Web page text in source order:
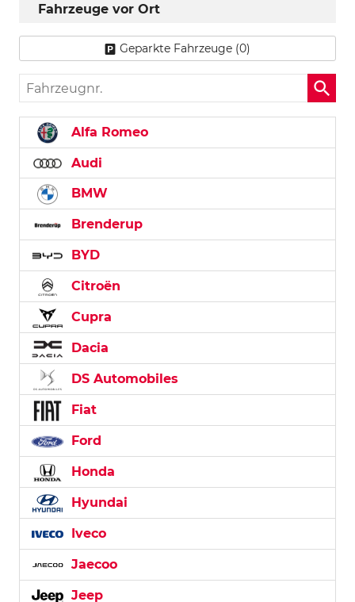
Fahrzeuge vor Ort
Geparkte Fahrzeuge (0)
Fahrzeugnr.
Alfa Romeo
Audi
BMW
Brenderup
BYD
Citroën
Cupra
Dacia
DS Automobiles
Fiat
Ford
Honda
Hyundai
Iveco
Jaecoo
Jeep